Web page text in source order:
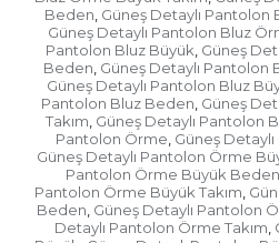
Beden Güneş Detaylı Pantolon
Güneş Detaylı Pantolon Bluz
Pantolon Bluz Büyük Güneş
Beden Güneş Detaylı Pantolon
Güneş Detaylı Pantolon Bluz
Pantolon Bluz Beden Güneş
Takım Güneş Detaylı Pantolon
Pantolon Örme Güneş
Güneş Detaylı Pantolon Örme
Pantolon Örme Büyük Beden
Pantolon Örme Büyük Takım
Beden Güneş Detaylı Pantolon
Detaylı Pantolon Örme Takım